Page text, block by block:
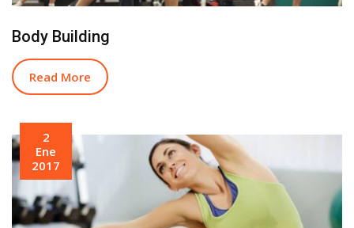
Body Building
Read More
2
Ene
2017